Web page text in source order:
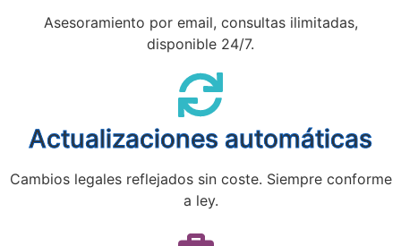
Asesoramiento por email, consultas ilimitadas,
disponible 24/7.
Actualizaciones automáticas
Cambios legales reflejados sin coste. Siempre conforme
a ley.